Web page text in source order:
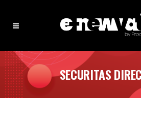
SECURITAS